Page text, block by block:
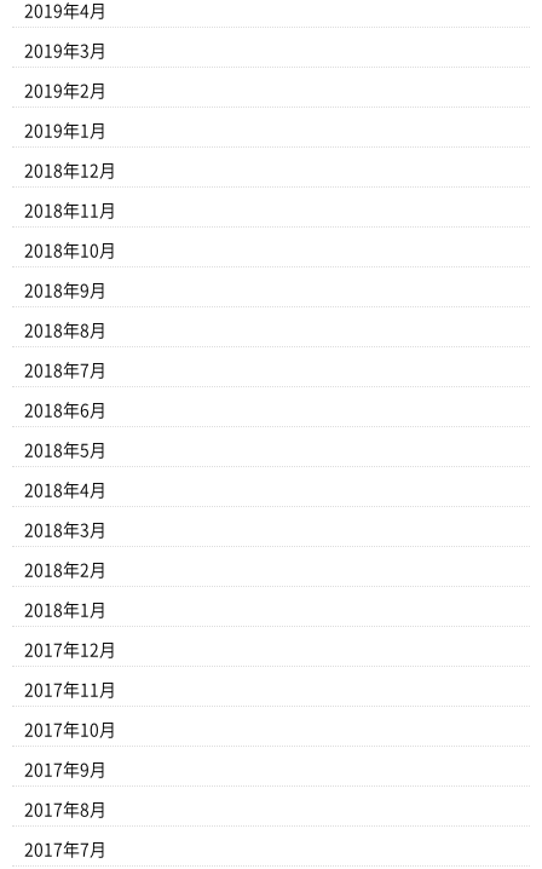
2019年4月
2019年3月
2019年2月
2019年1月
2018年12月
2018年11月
2018年10月
2018年9月
2018年8月
2018年7月
2018年6月
2018年5月
2018年4月
2018年3月
2018年2月
2018年1月
2017年12月
2017年11月
2017年10月
2017年9月
2017年8月
2017年7月